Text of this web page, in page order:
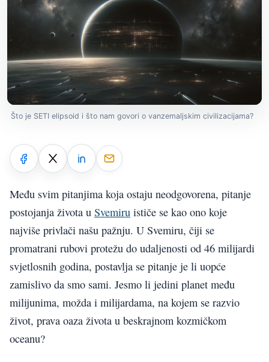
Što je SETI elipsoid i što nam govori o vanzemaljskim civilizacijama?
Među svim pitanjima koja ostaju neodgovorena, pitanje
postojanja života u Svemiru ističe se kao ono koje
najviše privlači našu pažnju. U Svemiru, čiji se
promatrani rubovi protežu do udaljenosti od 46 milijardi
svjetlosnih godina, postavlja se pitanje je li uopće
zamislivo da smo sami. Jesmo li jedini planet među
milijunima, možda i milijardama, na kojem se razvio
život, prava oaza života u beskrajnom kozmičkom
oceanu?